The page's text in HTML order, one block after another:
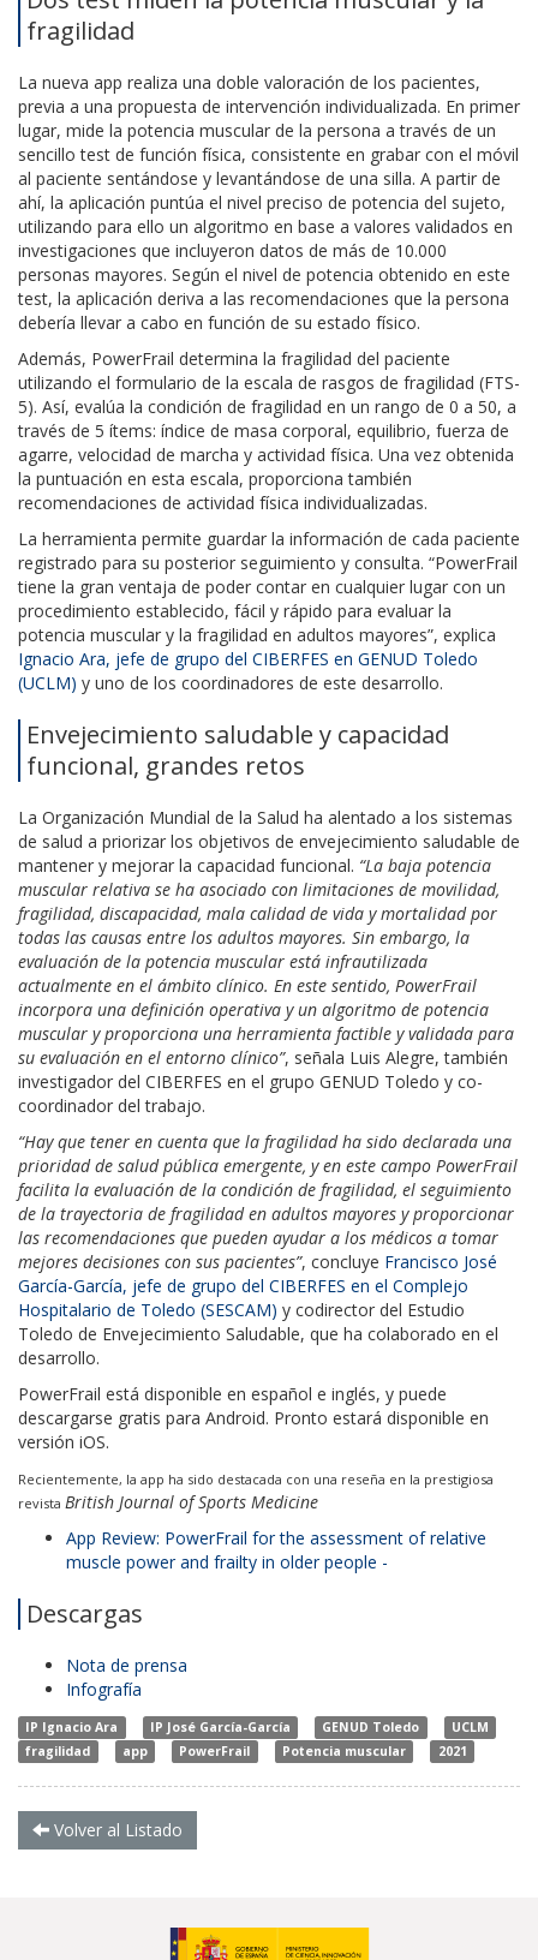
fragilidad
La nueva app realiza una doble valoración de los pacientes,
previa a una propuesta de intervención individualizada. En primer
lugar, mide la potencia muscular de la persona a través de un
sencillo test de función física, consistente en grabar con el móvil
al paciente sentándose y levantándose de una silla. A partir de
ahí, la aplicación puntúa el nivel preciso de potencia del sujeto,
utilizando para ello un algoritmo en base a valores validados en
investigaciones que incluyeron datos de más de 10.000
personas mayores. Según el nivel de potencia obtenido en este
test, la aplicación deriva a las recomendaciones que la persona
debería llevar a cabo en función de su estado físico.
Además, PowerFrail determina la fragilidad del paciente
utilizando el formulario de la escala de rasgos de fragilidad (FTS-
5). Así, evalúa la condición de fragilidad en un rango de 0 a 50, a
través de 5 ítems: índice de masa corporal, equilibrio, fuerza de
agarre, velocidad de marcha y actividad física. Una vez obtenida
la puntuación en esta escala, proporciona también
recomendaciones de actividad física individualizadas.
La herramienta permite guardar la información de cada paciente
registrado para su posterior seguimiento y consulta. “PowerFrail
tiene la gran ventaja de poder contar en cualquier lugar con un
procedimiento establecido, fácil y rápido para evaluar la
potencia muscular y la fragilidad en adultos mayores”, explica
Ignacio Ara, jefe de grupo del CIBERFES en GENUD Toledo
(UCLM) y uno de los coordinadores de este desarrollo.
Envejecimiento saludable y capacidad
funcional, grandes retos
La Organización Mundial de la Salud ha alentado a los sistemas
de salud a priorizar los objetivos de envejecimiento saludable de
mantener y mejorar la capacidad funcional. “La baja potencia
muscular relativa se ha asociado con limitaciones de movilidad,
fragilidad, discapacidad, mala calidad de vida y mortalidad por
todas las causas entre los adultos mayores. Sin embargo, la
evaluación de la potencia muscular está infrautilizada
actualmente en el ámbito clínico. En este sentido, PowerFrail
incorpora una definición operativa y un algoritmo de potencia
muscular y proporciona una herramienta factible y validada para
su evaluación en el entorno clínico”, señala Luis Alegre, también
investigador del CIBERFES en el grupo GENUD Toledo y co-
coordinador del trabajo.
“Hay que tener en cuenta que la fragilidad ha sido declarada una
prioridad de salud pública emergente, y en este campo PowerFrail
facilita la evaluación de la condición de fragilidad, el seguimiento
de la trayectoria de fragilidad en adultos mayores y proporcionar
las recomendaciones que pueden ayudar a los médicos a tomar
mejores decisiones con sus pacientes”, concluye Francisco José
García-García, jefe de grupo del CIBERFES en el Complejo
Hospitalario de Toledo (SESCAM) y codirector del Estudio
Toledo de Envejecimiento Saludable, que ha colaborado en el
desarrollo.
PowerFrail está disponible en español e inglés, y puede
descargarse gratis para Android. Pronto estará disponible en
versión iOS.
Recientemente, la app ha sido destacada con una reseña en la prestigiosa
revista British Journal of Sports Medicine
App Review: PowerFrail for the assessment of relative
muscle power and frailty in older people -
Descargas
Nota de prensa
Infografía
IP Ignacio Ara IP José García-García GENUD Toledo
UCLM
fragilidad
app PowerFrail Potencia muscular 2021
Volver al Listado